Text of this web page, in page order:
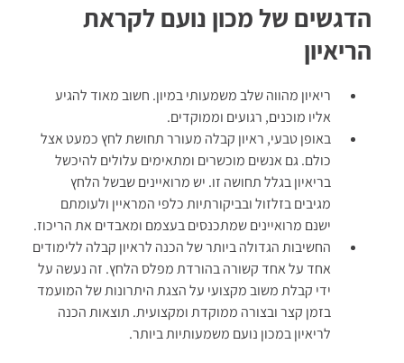
הדגשים של מכון נועם לקראת
הריאיון
ריאיון מהווה שלב משמעותי במיון. חשוב מאוד להגיע
אליו מוכנים, רגועים וממוקדים.
באופן טבעי, ראיון קבלה מעורר תחושת לחץ כמעט אצל
כולם. גם אנשים מוכשרים ומתאימים עלולים להיכשל
בריאיון בגלל תחושה זו. יש מרואיינים שבשל הלחץ
מגיבים בזלזול ובביקורתיות כלפי המראיין ולעומתם
ישנם מרואיינים שמתכנסים בעצמם ומאבדים את הריכוז.
החשיבות הגדולה ביותר של הכנה לראיון קבלה ללימודים
אחד על אחד קשורה בהורדת מפלס הלחץ. זה נעשה על
ידי קבלת משוב מקצועי על הצגת היתרונות של המועמד
בזמן קצר ובצורה ממוקדת ומקצועית. תוצאות הכנה
לריאיון במכון נועם משמעותיות ביותר.